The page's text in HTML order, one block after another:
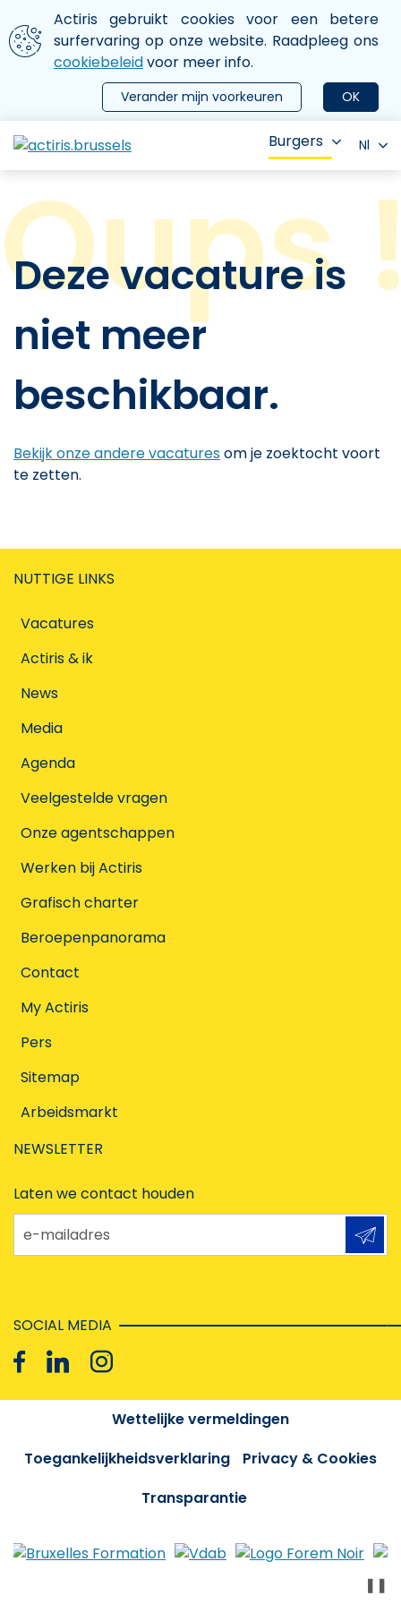
Aller au contenu principal
We gebruiken cookies
Actiris gebruikt cookies voor een betere
surfervaring op onze website. Raadpleeg ons
cookiebeleidvoor meer info.
OK
Verander mijn voorkeuren
le menu
Burgers Nl
Deze vacature is
niet meer
beschikbaar.
Bekijk onze andere vacaturesom je zoektocht voort
te zetten.
NUTTIGE LINKS
Vacatures
Actiris & ik
News
Media
Agenda
Veelgestelde vragen
Onze agentschappen
Werken bij Actiris
Grafisch charter
Beroepenpanorama
Contact
My Actiris
Pers
Sitemap
Arbeidsmarkt
NEWSLETTER
Laten we contact houden
e-mailadres
SOCIAL MEDIA
Wettelijke vermeldingen
Toegankelijkheidsverklaring
Privacy & Cookies
Transparantie
❚❚